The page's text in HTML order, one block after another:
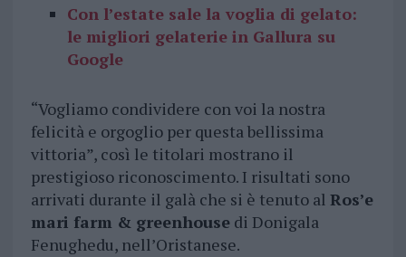
Con l’estate sale la voglia di gelato:
le migliori gelaterie in Gallura su
Google
“Vogliamo condividere con voi la nostra
felicità e orgoglio per questa bellissima
vittoria”, così le titolari mostrano il
prestigioso riconoscimento. I risultati sono
arrivati durante il galà che si è tenuto al Ros’e
mari farm & greenhousedi Donigala
Fenughedu, nell’Oristanese.